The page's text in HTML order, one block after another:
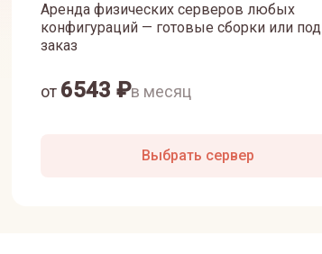
Аренда физических серверов любых
конфигураций — готовые сборки или под
заказ
от 6543 ₽в месяц
Выбрать сервер